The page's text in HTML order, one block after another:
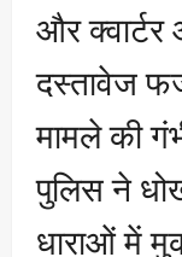
और
दस्तावेज
मामले की
पुलिस ने
धाराओं में